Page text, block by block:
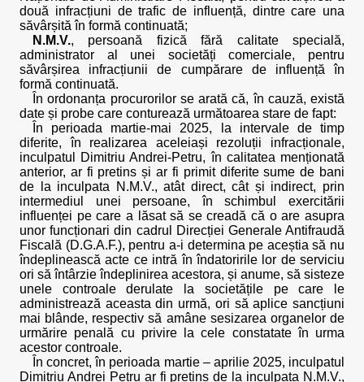
două infracțiuni de trafic de influență, dintre care una
săvârșită în formă continuată;
N.M.V., persoană fizică fără calitate specială,
administrator al unei societăți comerciale, pentru
săvârșirea infracțiunii de cumpărare de influență în
formă continuată.
În ordonanța procurorilor se arată că, în cauză, există
date și probe care conturează următoarea stare de fapt:
În perioada martie-mai 2025, la intervale de timp
diferite, în realizarea aceleiași rezoluții infracționale,
inculpatul Dimitriu Andrei-Petru, în calitatea menționată
anterior, ar fi pretins și ar fi primit diferite sume de bani
de la inculpata N.M.V., atât direct, cât și indirect, prin
intermediul unei persoane, în schimbul exercitării
influenței pe care a lăsat să se creadă că o are asupra
unor funcționari din cadrul Direcției Generale Antifraudă
Fiscală (D.G.A.F.), pentru a-i determina pe aceștia să nu
îndeplinească acte ce intră în îndatoririle lor de serviciu
ori să întârzie îndeplinirea acestora, și anume, să sisteze
unele controale derulate la societățile pe care le
administrează aceasta din urmă, ori să aplice sancțiuni
mai blânde, respectiv să amâne sesizarea organelor de
urmărire penală cu privire la cele constatate în urma
acestor controale.
În concret, în perioada martie – aprilie 2025, inculpatul
Dimitriu Andrei Petru ar fi pretins de la inculpata N.M.V.,